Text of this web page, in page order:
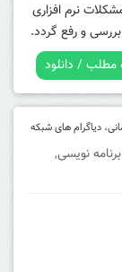
نرم افزاری
و رفع گردد.
مطلب / دانلود
برنامه نویسی,